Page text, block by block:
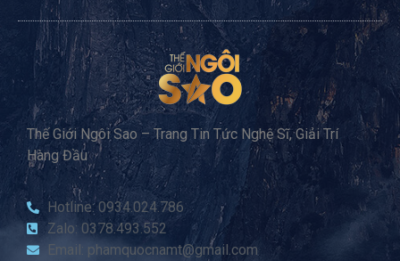
Thế Giới Ngôi Sao – Trang Tin Tức Nghệ Sĩ, Giải Trí
Hàng Đầu
Hotline: 0934.024.786
Zalo: 0378.493.552
Email: phamquocnamt@gmail.com